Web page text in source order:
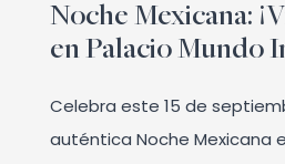
Noche Mexicana:
en Palacio Mundo
Celebra este 15 de
auténtica Noche Mexicana